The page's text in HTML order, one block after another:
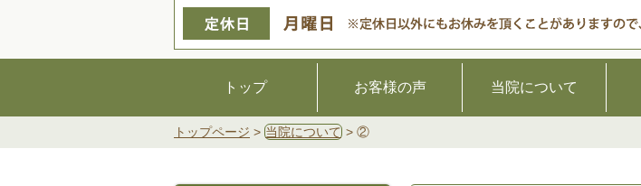
トップ お客様の声 当院について
トップページ > 当院について > ②